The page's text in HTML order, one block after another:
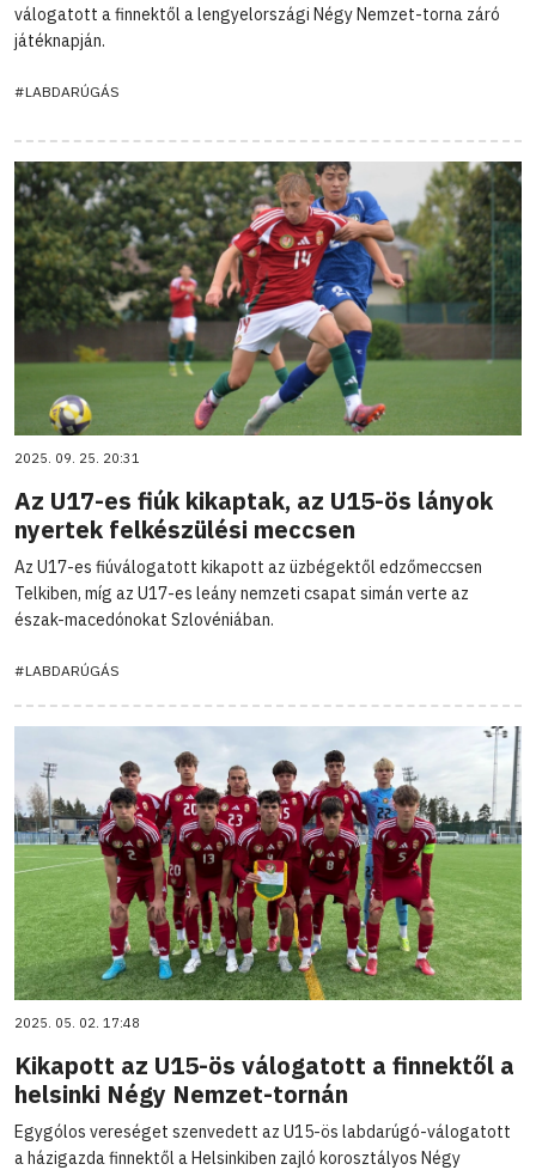
válogatott a finnektől a lengyelországi Négy Nemzet-torna záró
játéknapján.
#LABDARÚGÁS
2025. 09. 25. 20:31
Az U17-es fiúk kikaptak, az U15-ös lányok
nyertek felkészülési meccsen
Az U17-es fiúválogatott kikapott az üzbégektől edzőmeccsen
Telkiben, míg az U17-es leány nemzeti csapat simán verte az
észak-macedónokat Szlovéniában.
#LABDARÚGÁS
2025. 05. 02. 17:48
Kikapott az U15-ös válogatott a finnektől a
helsinki Négy Nemzet-tornán
Egygólos vereséget szenvedett az U15-ös labdarúgó-válogatott
a házigazda finnektől a Helsinkiben zajló korosztályos Négy